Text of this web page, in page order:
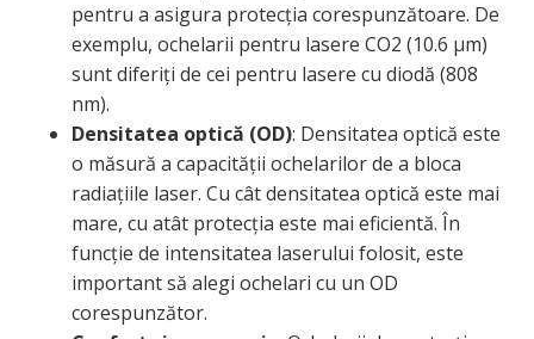
pentru a asigura protecția corespunzătoare. De
exemplu, ochelarii pentru lasere CO2 (10.6 µm)
sunt diferiți de cei pentru lasere cu diodă (808
nm).
Densitatea optică (OD): Densitatea optică este
o măsură a capacității ochelarilor de a bloca
radiațiile laser. Cu cât densitatea optică este mai
mare, cu atât protecția este mai eficientă. În
funcție de intensitatea laserului folosit, este
important să alegi ochelari cu un OD
corespunzător.